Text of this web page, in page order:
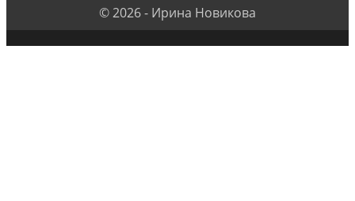
© 2026 - Ирина Новикова